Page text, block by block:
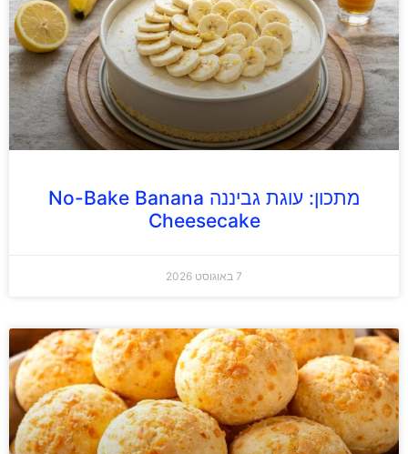
מתכון: עוגת גביננה No-Bake Banana
Cheesecake
7 באוגוסט 2026